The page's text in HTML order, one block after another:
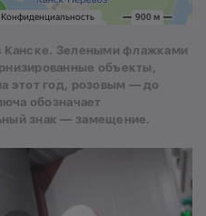
Канске. Зелеными флажками
объекты,
этот год, розовым — до
обозначает
знак — замещение.